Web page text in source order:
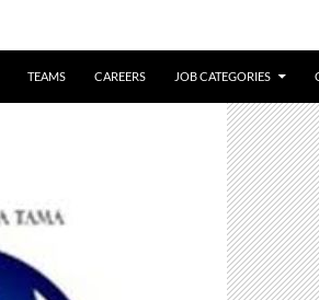
TEAMS CAREERS JOB CATEGORIES